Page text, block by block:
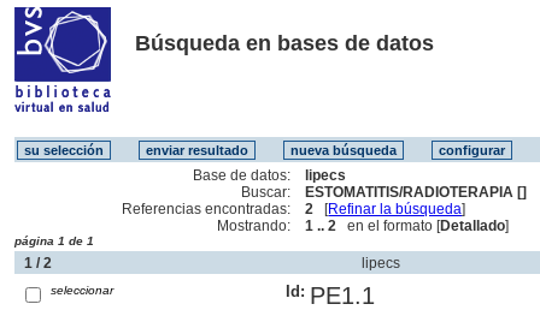
Búsqueda en bases de datos
Base de datos:
lipecs
Buscar:
ESTOMATITIS/RADIOTERAPIA []
Referencias encontradas:
2 [Refinar la búsqueda]
Mostrando:
1 .. 2 en el formato [Detallado]
página 1 de 1
1 / 2 lipecs
seleccionar Id: PE1.1